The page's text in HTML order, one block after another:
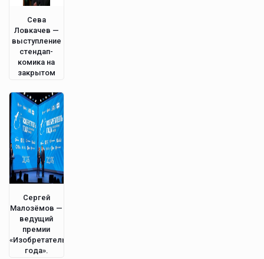
Сева
Ловкачев —
выступление
стендап-
комика на
закрытом
в Питере.
Сергей
Малозёмов —
ведущий
премии
«Изобретатель
года».